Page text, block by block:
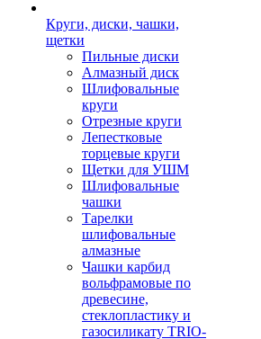
Круги, диски, чашки,
щетки
Пильные диски
Алмазный диск
Шлифовальные
круги
Отрезные круги
Лепестковые
торцевые круги
Щетки для УШМ
Шлифовальные
чашки
Тарелки
шлифовальные
алмазные
Чашки карбид
вольфрамовые по
древесине,
стеклопластику и
газосиликату TRIO-